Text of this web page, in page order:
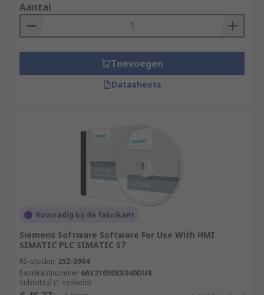
Aantal
Toevoegen
Datasheets
Voorradig bij de fabrikant
Siemens Software Software For Use With HMI
SIMATIC PLC SIMATIC S7
RS-stocknr. 252-3964
Fabrikantnummer 6AV21050XX040DU8
Subtotaal (1 eenheid)